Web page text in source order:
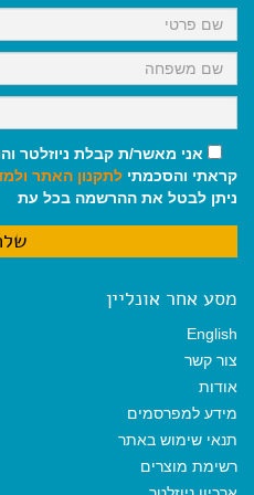
p
m
אני מאשר/ת קבלת ניוזלטר
קראתי והסכמתי לתקנון האתר
ניתן לבטל את ההרשמה בכל עת
מסע אחר אונליין
English
צור קשר
אודות
מידע למפרסמים
תנאי שימוש באתר
רשימת מוצרים